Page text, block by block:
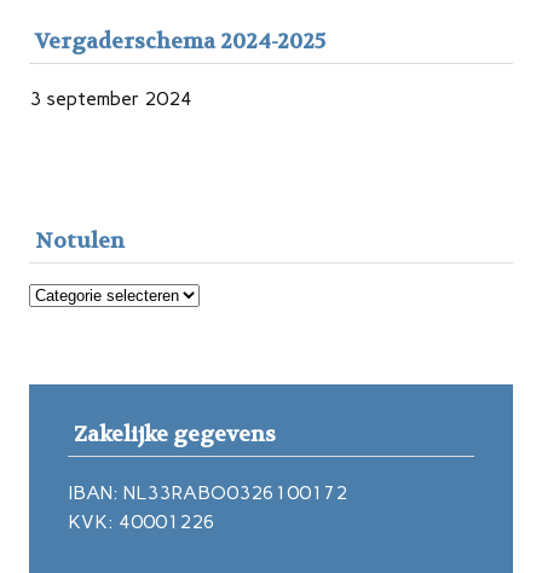
Vergaderschema 2024-2025
3 september 2024
Notulen
Notulen
Zakelijke gegevens
IBAN: NL33RABO0326100172
KVK: 40001226